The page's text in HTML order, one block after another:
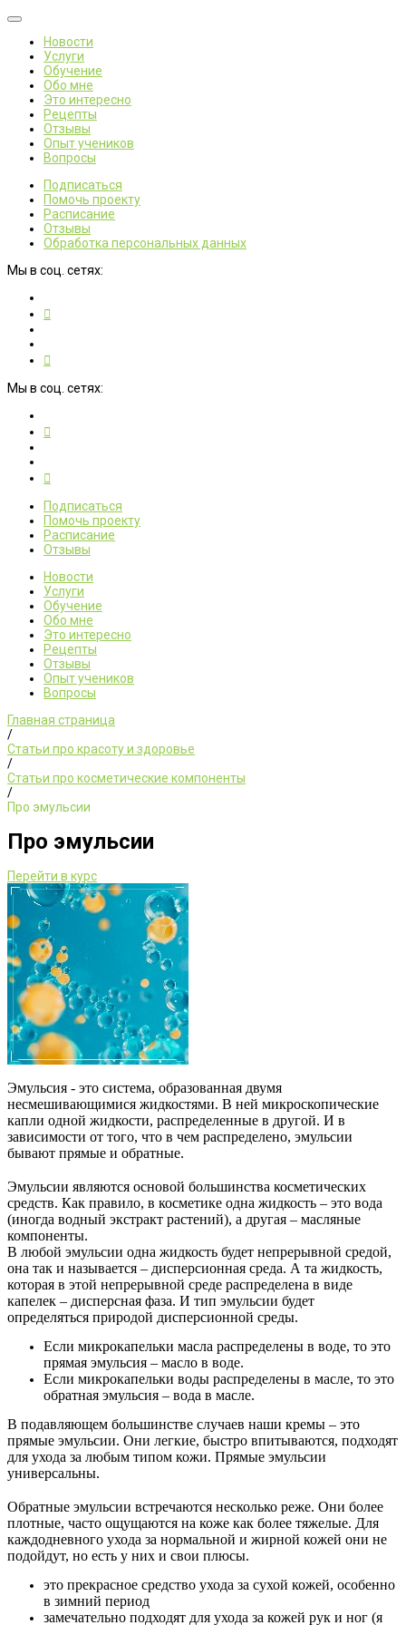
Новости
Услуги
Обучение
Обо мне
Это интересно
Рецепты
Отзывы
Опыт учеников
Вопросы
Подписаться
Помочь проекту
Расписание
Отзывы
Обработка персональных данных
Мы в соц. сетях:
Мы в соц. сетях:
Подписаться
Помочь проекту
Расписание
Отзывы
Новости
Услуги
Обучение
Обо мне
Это интересно
Рецепты
Отзывы
Опыт учеников
Вопросы
Главная страница
/
Статьи про красоту и здоровье
/
Статьи про косметические компоненты
/
Про эмульсии
Про эмульсии
Перейти в курс
Эмульсия - это система, образованная двумя
несмешивающимися жидкостями. В ней микроскопические
капли одной жидкости, распределенные в другой. И в
зависимости от того, что в чем распределено, эмульсии
бывают прямые и обратные.
Эмульсии являются основой большинства косметических
средств. Как правило, в косметике одна жидкость – это вода
(иногда водный экстракт растений), а другая – масляные
компоненты.
В любой эмульсии одна жидкость будет непрерывной средой,
она так и называется – дисперсионная среда. А та жидкость,
которая в этой непрерывной среде распределена в виде
капелек – дисперсная фаза. И тип эмульсии будет
определяться природой дисперсионной среды.
Если микрокапельки масла распределены в воде, то это
прямая эмульсия – масло в воде.
Если микрокапельки воды распределены в масле, то это
обратная эмульсия – вода в масле.
В подавляющем большинстве случаев наши кремы – это
прямые эмульсии. Они легкие, быстро впитываются, подходят
для ухода за любым типом кожи. Прямые эмульсии
универсальны.
Обратные эмульсии встречаются несколько реже. Они более
плотные, часто ощущаются на коже как более тяжелые. Для
каждодневного ухода за нормальной и жирной кожей они не
подойдут, но есть у них и свои плюсы.
это прекрасное средство ухода за сухой кожей, особенно
в зимний период
замечательно подходят для ухода за кожей рук и ног (я